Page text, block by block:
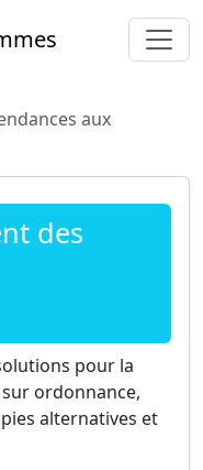
aux
des
pour la
ordonnance,
alternatives et